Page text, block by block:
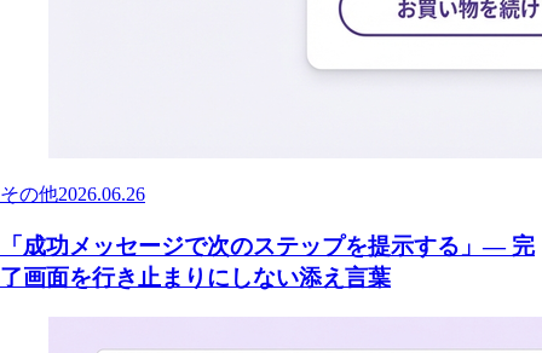
その他2026.06.26
「成功メッセージで次のステップを提示する」— 完
了画面を行き止まりにしない添え言葉